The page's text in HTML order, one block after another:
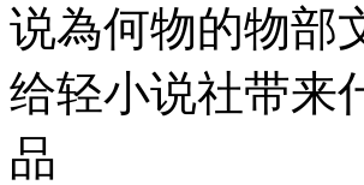
说為何物的物部
给轻小说社带来
品